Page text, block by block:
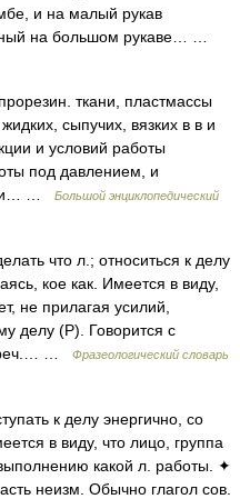
и на малый рукав
на большом рукаве… …
ткани, пластмассы
сыпучих, вязких в в и
и условий работы
под давлением, и
…
Большой энциклопедический
что л.; относиться к делу
кое как. Имеется в виду,
не прилагая усилий,
делу (Р). Говорится с
реч.… …
Фразеологический словарь
к делу энергично, со
в виду, что лицо, группа
какой л. работы. ✦
неизм. Обычно глагол сов.